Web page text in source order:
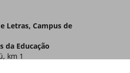
Letras, Campus de
da Educação
km 1